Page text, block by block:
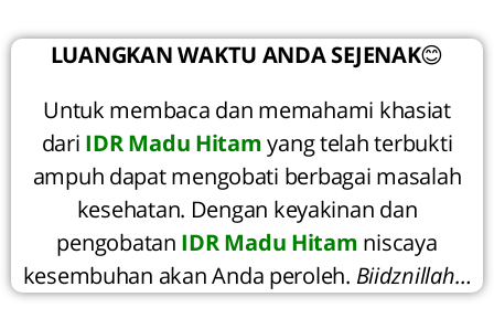
LUANGKAN WAKTU ANDA SEJENAK😊
Untuk membaca dan memahami khasiat
dari IDR Madu Hitamyang telah terbukti
ampuh dapat mengobati berbagai masalah
kesehatan. Dengan keyakinan dan
pengobatan IDR Madu Hitam niscaya
kesembuhan akan Anda peroleh. Biidznillah…